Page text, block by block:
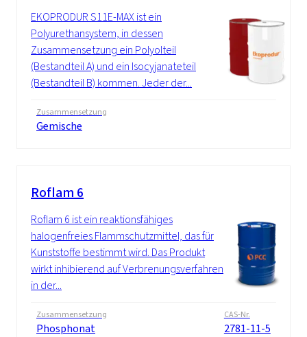
EKOPRODUR S11E-MAX ist ein
Polyurethansystem, in dessen
Zusammensetzung ein Polyolteil
(Bestandteil A) und ein Isocyjanateteil
(Bestandteil B) kommen. Jeder der...
Zusammensetzung
Gemische
Roflam 6
Roflam 6 ist ein reaktionsfähiges
halogenfreies Flammschutzmittel, das für
Kunststoffe bestimmt wird. Das Produkt
wirkt inhibierend auf Verbrenungsverfahren
in der...
Zusammensetzung
Phosphonat
CAS-Nr.
2781-11-5